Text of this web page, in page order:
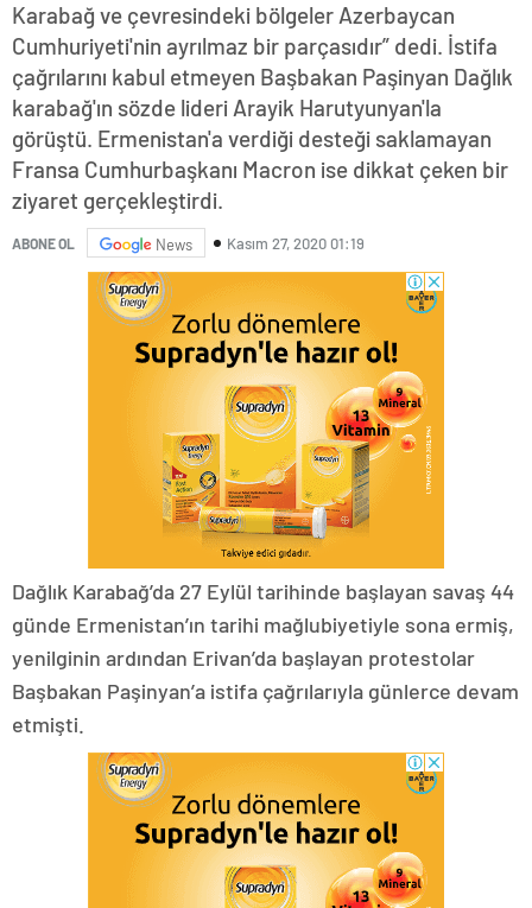
Karabağ ve çevresindeki bölgeler Azerbaycan
Cumhuriyeti'nin ayrılmaz bir parçasıdır” dedi. İstifa
çağrılarını kabul etmeyen Başbakan Paşinyan Dağlık
karabağ'ın sözde lideri Arayik Harutyunyan'la
görüştü. Ermenistan'a verdiği desteği saklamayan
Fransa Cumhurbaşkanı Macron ise dikkat çeken bir
ziyaret gerçekleştirdi.
ABONE OL News Kasım 27, 2020 01:19
Dağlık Karabağ’da 27 Eylül tarihinde başlayan savaş 44
günde Ermenistan’ın tarihi mağlubiyetiyle sona ermiş,
yenilginin ardından Erivan’da başlayan protestolar
Başbakan Paşinyan’a istifa çağrılarıyla günlerce devam
etmişti.